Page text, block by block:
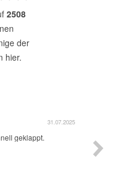
2508
hier.
31.07.2025
geklappt.